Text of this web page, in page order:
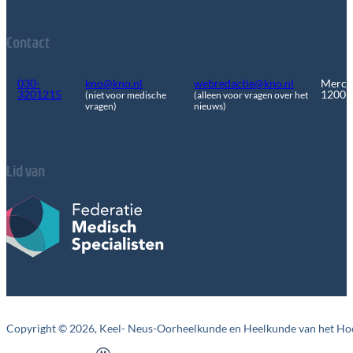
Contact
030-
3201215
kno@kno.nl
(niet voor medische
vragen)
webredactie@kno.nl
(alleen voor vragen over het
nieuws)
1200
Lid van
Copyright © 2026, Keel- Neus-Oorheelkunde en Heelkunde van het